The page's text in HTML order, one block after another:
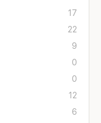
17
22
9
0
0
12
6